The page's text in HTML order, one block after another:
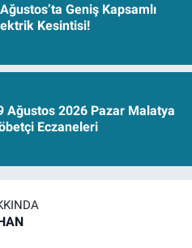
Geniş Kapsamlı
Kesintisi!
Ağustos 2026 Pazar Malatya
Eczaneleri